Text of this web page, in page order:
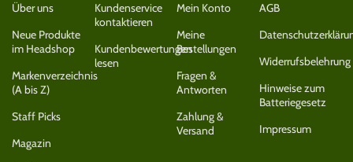
Über uns
Neue Produkte
im Headshop
Markenverzeichnis
(A bis Z)
Staff Picks
Magazin
Kundenservice
kontaktieren
Kundenbewertungen
lesen
Mein Konto
Meine
Bestellungen
Fragen &
Antworten
Zahlung &
Versand
AGB
Widerrufsbelehrung
Hinweise zum
Batteriegesetz
Impressum